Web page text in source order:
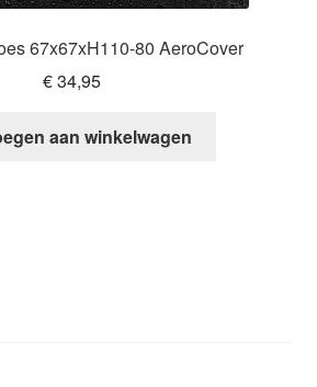
67x67xH110-80 AeroCover
€34,95
aan winkelwagen